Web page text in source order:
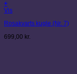
+
Vis
Rosakvarts kugle (Nr. 7)
699,00 kr.